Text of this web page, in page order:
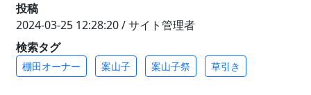
投稿
2024-03-25 12:28:20 / サイト管理者
検索タグ
棚田オーナー 案山子 案山子祭 草引き